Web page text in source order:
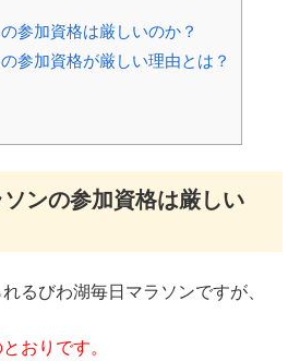
参加資格は厳しいのか？
参加資格が厳しい理由とは？
ンの参加資格は厳しい
るびわ湖毎日マラソンですが、
おりです。